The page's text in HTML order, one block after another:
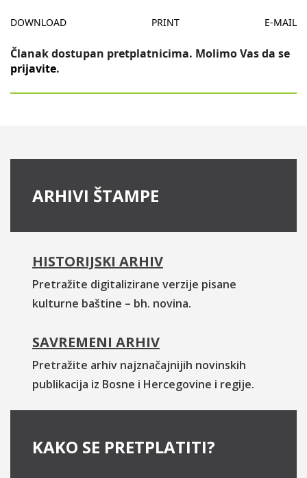
DOWNLOAD PRINT E-MAIL
Članak dostupan pretplatnicima. Molimo Vas da se
prijavite.
ARHIVI ŠTAMPE
HISTORIJSKI ARHIV
Pretražite digitalizirane verzije pisane
kulturne baštine – bh. novina.
SAVREMENI ARHIV
Pretražite arhiv najznačajnijih novinskih
publikacija iz Bosne i Hercegovine i regije.
KAKO SE PRETPLATITI?